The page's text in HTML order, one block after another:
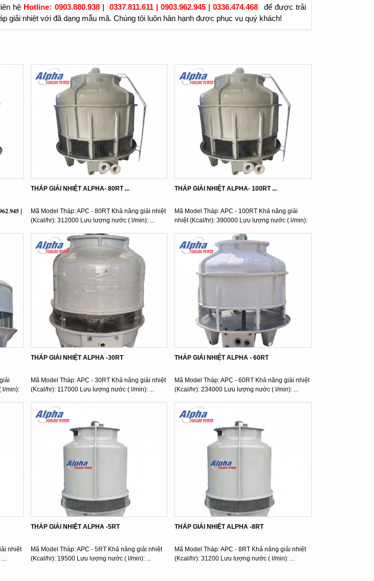
hệ Hotline: 0903.880.938 | 0337.811.611 | 0903.962.945 | 0336.474.468
để được trải
giải nhiệt với đã dạng mẫu mã. Chúng tôi luôn hân hạnh được phục vụ quý khách!
|
THÁP GIẢI NHIỆT ALPHA- 80RT ...
Mã Model Tháp: APC - 80RT Khả năng giải nhiệt
(Kcal/hr): 312000 Lưu lượng nước ( l/min): ...
THÁP GIẢI NHIỆT ALPHA- 100RT ...
Mã Model Tháp: APC - 100RT Khả năng giải
nhiệt (Kcal/hr): 390000 Lưu lượng nước ( l/min):
l/min):
THÁP GIẢI NHIỆT ALPHA -30RT
Mã Model Tháp: APC - 30RT Khả năng giải nhiệt
(Kcal/hr): 117000 Lưu lượng nước ( l/min): ...
THÁP GIẢI NHIỆT ALPHA - 60RT
Mã Model Tháp: APC - 60RT Khả năng giải nhiệt
(Kcal/hr): 234000 Lưu lượng nước ( l/min): ...
nhiệt
THÁP GIẢI NHIỆT ALPHA -5RT
Mã Model Tháp: APC - 5RT Khả năng giải nhiệt
(Kcal/hr): 19500 Lưu lượng nước ( l/min): ...
THÁP GIẢI NHIỆT ALPHA -8RT
Mã Model Tháp: APC - 8RT Khả năng giải nhiệt
(Kcal/hr): 31200 Lưu lượng nước ( l/min): ...